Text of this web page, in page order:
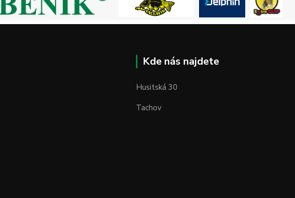
Kde nás najdete
Husitská 30
Tachov